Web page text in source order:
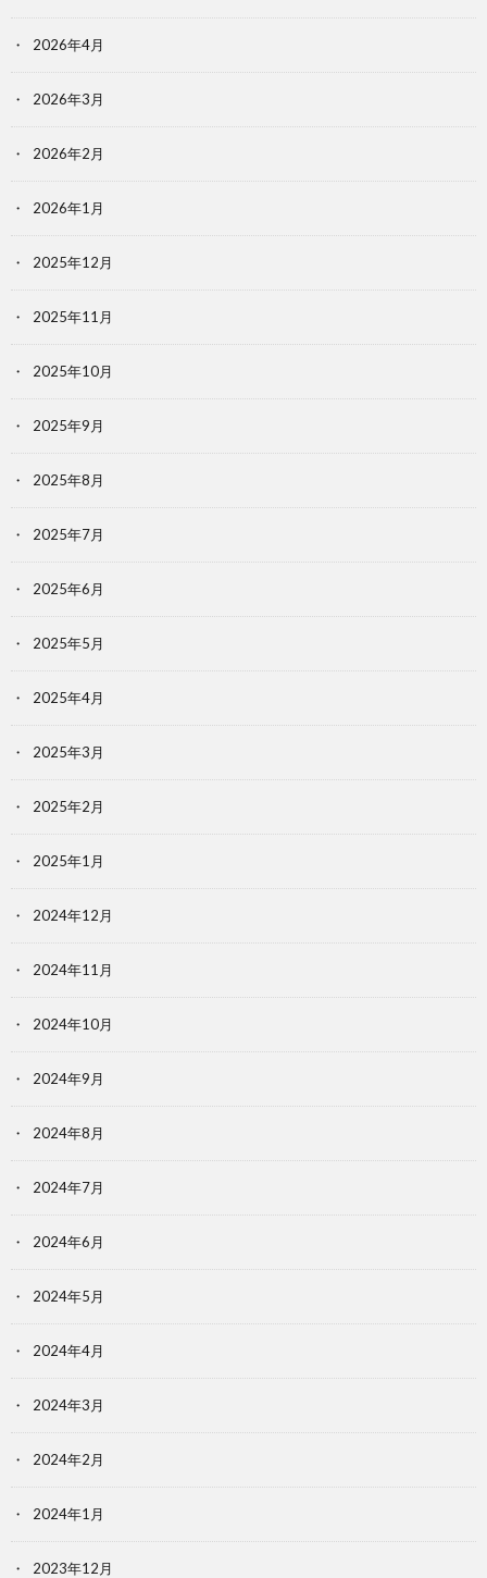
2026年4月
2026年3月
2026年2月
2026年1月
2025年12月
2025年11月
2025年10月
2025年9月
2025年8月
2025年7月
2025年6月
2025年5月
2025年4月
2025年3月
2025年2月
2025年1月
2024年12月
2024年11月
2024年10月
2024年9月
2024年8月
2024年7月
2024年6月
2024年5月
2024年4月
2024年3月
2024年2月
2024年1月
2023年12月